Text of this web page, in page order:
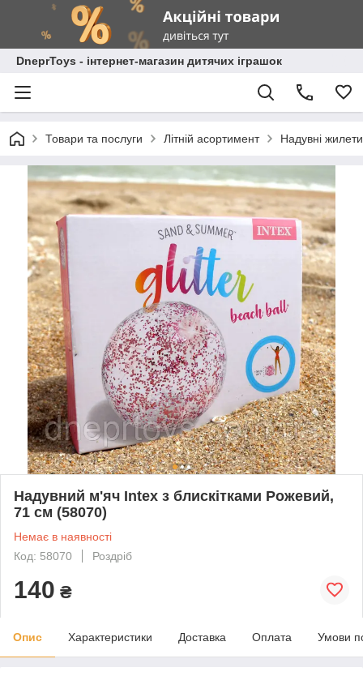
DneprToys - інтернет-магазин дитячих іграшок
Товари та послуги Літній асортимент Надувні
Надувний м'яч Intex з блискітками Рожевий,
71 см (58070)
Немає в наявності
Код: 58070
Роздріб
140 ₴
Опис Характеристики Доставка Оплата Умови